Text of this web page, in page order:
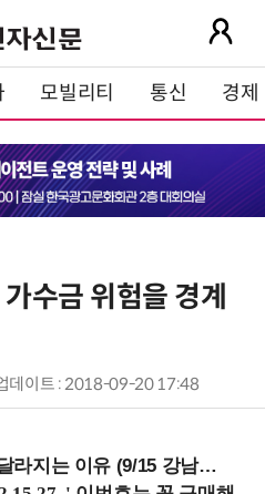
모빌리티 통신 경제
수금 위험을 경계
데이트 : 2018-09-20 17:48
지는 이유 (9/15 강남역)